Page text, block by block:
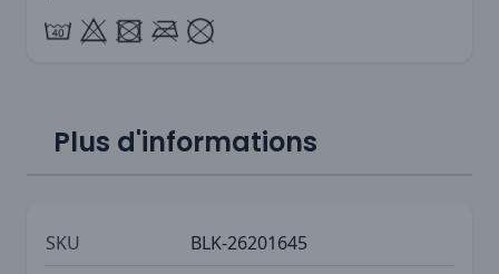
Plus d'informations
SKU
BLK-26201645